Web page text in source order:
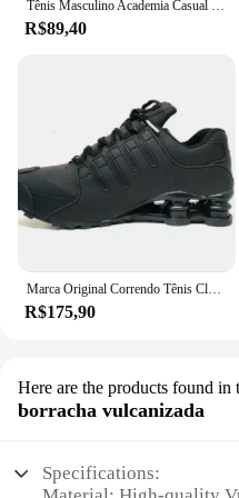
Tênis Masculino Academia Casual Treino Corrida Adulto Dia a Dia
R$89,40
Marca Original Correndo Tênis Clássicos, Nz, 4
R$175,90
Here are the products found in
borracha vulcanizada
Specifications: